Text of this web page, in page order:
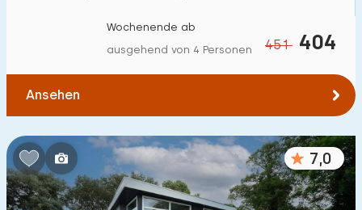
5 10
1 2
Zum Wasser (max. km):
1 2 5 10 20
451 404
Wochenende ab
ausgehend von 4 Personen
Ansehen
7,0